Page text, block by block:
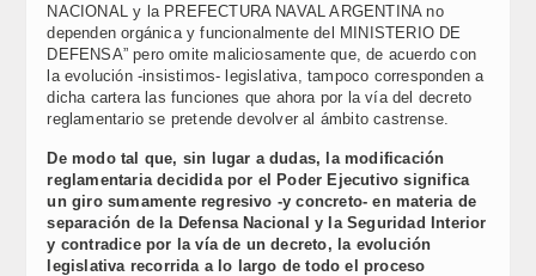
NACIONAL y la PREFECTURA NAVAL ARGENTINA no
dependen orgánica y funcionalmente del MINISTERIO DE
DEFENSA” pero omite maliciosamente que, de acuerdo con
la evolución -insistimos- legislativa, tampoco corresponden a
dicha cartera las funciones que ahora por la vía del decreto
reglamentario se pretende devolver al ámbito castrense.
De modo tal que, sin lugar a dudas, la modificación
reglamentaria decidida por el Poder Ejecutivo significa
un giro sumamente regresivo -y concreto- en materia de
separación de la Defensa Nacional y la Seguridad Interior
y contradice por la vía de un decreto, la evolución
legislativa recorrida a lo largo de todo el proceso